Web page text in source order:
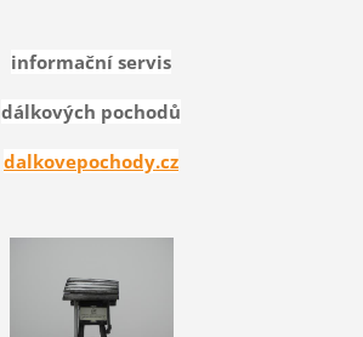
informační servis
dálkových pochodů
dalkovepochody.cz